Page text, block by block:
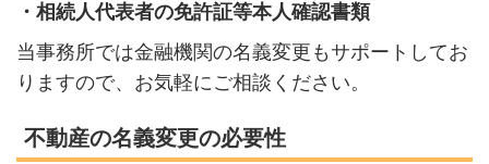
・相続人代表者の免許証等本人確認書類
当事務所では金融機関の名義変更もサポートしてお
りますので、お気軽にご相談ください。
不動産の名義変更の必要性